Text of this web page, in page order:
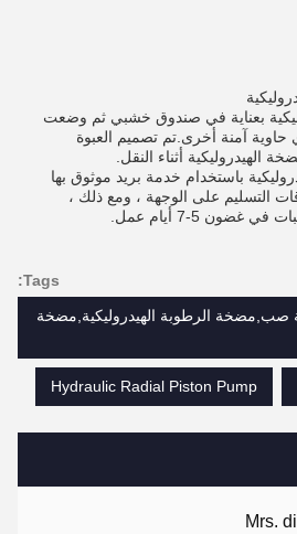
Mrs.
بعناية في صندوق خشبي ثم وضعت
آمنة أخرى.تم تصميم العبوة
الهيدروليكية أثناء النقل.
باستخدام خدمة بريد موثوق بها
التسليم على الوجهة ، ومع ذلك ،
5-7 أيام عمل.
Tags:
صب,مضخة الرطوبة الهيدروليكية,مضخة
Hydraulic Radial Piston Pump